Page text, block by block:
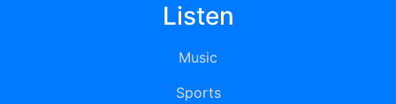
Listen
Music
Sports